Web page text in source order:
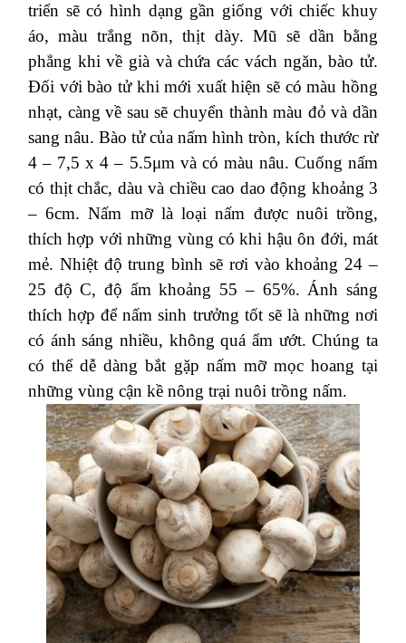
triển sẽ có hình dạng gần giống với chiếc khuy
áo, màu trắng nõn, thịt dày. Mũ sẽ dần bằng
phẳng khi về già và chứa các vách ngăn, bào tử.
Đối với bào tử khi mới xuất hiện sẽ có màu hồng
nhạt, càng về sau sẽ chuyển thành màu đỏ và dần
sang nâu. Bào tử của nấm hình tròn, kích thước rừ
4 – 7,5 x 4 – 5.5μm và có màu nâu. Cuống nấm
có thịt chắc, dàu và chiều cao dao động khoảng 3
– 6cm. Nấm mỡ là loại nấm được nuôi trồng,
thích hợp với những vùng có khi hậu ôn đới, mát
mẻ. Nhiệt độ trung bình sẽ rơi vào khoảng 24 –
25 độ C, độ ẩm khoảng 55 – 65%. Ánh sáng
thích hợp để nấm sinh trưởng tốt sẽ là những nơi
có ánh sáng nhiều, không quá ẩm ướt. Chúng ta
có thể dễ dàng bắt gặp nấm mỡ mọc hoang tại
những vùng cận kề nông trại nuôi trồng nấm.